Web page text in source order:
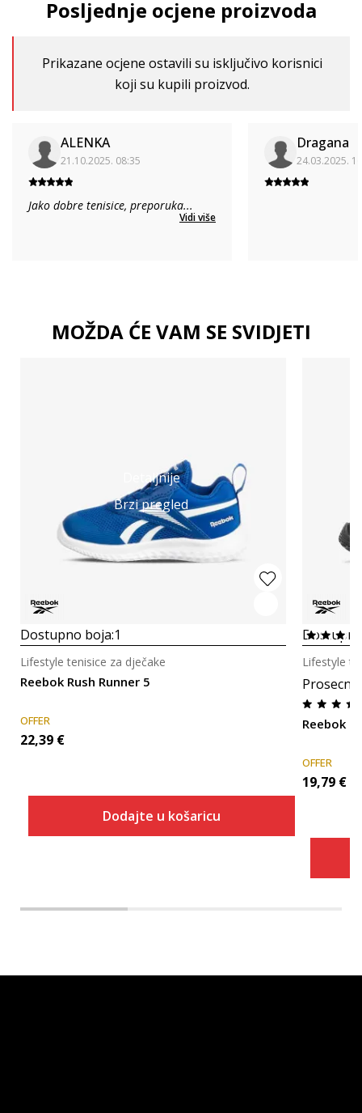
Posljednje ocjene proizvoda
Prikazane ocjene ostavili su isključivo korisnici
koji su kupili proizvod.
ALENKA
21.10.2025. 08:35
Jako dobre tenisice, preporuka...
Vidi više
Dragana
24.03.2025.
MOŽDA ĆE VAM SE SVIDJETI
Detaljnije
Brzi pregled
Dostupno boja:1
Reebok Rush Runner 5
Lifestyle tenisice za dječake
OFFER
22,39 €
Dodajte u košaricu
Reebok
Lifestyle
OFFER
19,79 €